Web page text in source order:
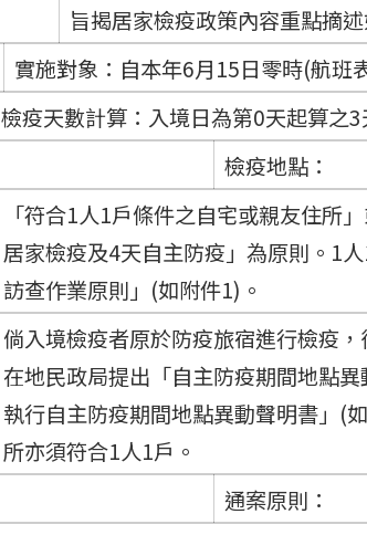
旨揭居家檢疫政策內容重點摘述
實施對象：自本年6月15日零時(航班
檢疫天數計算：入境日為第0天起算之
檢疫地點：
「符合1人1戶條件之自宅或親友住所
居家檢疫及4天自主防疫」為原則。1
訪查作業原則」(如附件1)。
倘入境檢疫者原於防疫旅宿進行檢疫
在地民政局提出「自主防疫期間地點
執行自主防疫期間地點異動聲明書」(
所亦須符合1人1戶。
通案原則：